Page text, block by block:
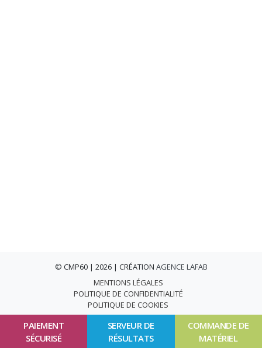
PAIEMENT
SÉCURISÉ
SERVEUR DE
RÉSULTATS
COMMANDE DE
MATÉRIEL
© CMP60 | 2026 | CRÉATION AGENCE LAFAB
MENTIONS LÉGALES
POLITIQUE DE CONFIDENTIALITÉ
POLITIQUE DE COOKIES